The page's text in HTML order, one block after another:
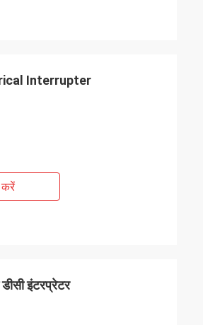
Interrupter
करें
इंटरप्रेटर